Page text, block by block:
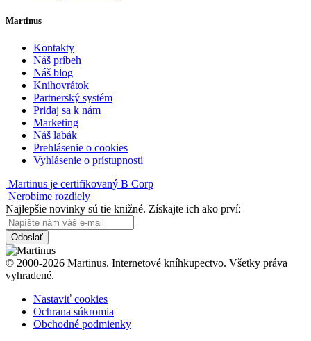
Martinus
Kontakty
Náš príbeh
Náš blog
Knihovrátok
Partnerský systém
Pridaj sa k nám
Marketing
Náš labák
Prehlásenie o cookies
Vyhlásenie o prístupnosti
Martinus je certifikovaný B Corp
Nerobíme rozdiely
Najlepšie novinky sú tie knižné. Získajte ich ako prví:
Odoslať
© 2000-2026 Martinus. Internetové kníhkupectvo. Všetky práva
vyhradené.
Nastaviť cookies
Ochrana súkromia
Obchodné podmienky